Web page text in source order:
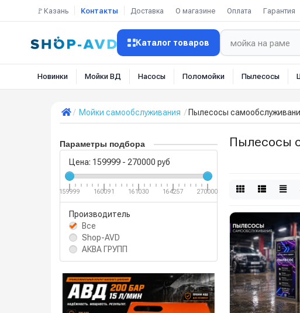
🚩Казань Контакты Доставка О магазине Оплата Гарантия
Каталог товаров
Новинки Мойки ВД Насосы Поломойки Пылесосы
Мойки самообслуживания Пылесосы
Параметры подбора
Цена: 159999 - 270000 руб
159999 160091 161030 164257 270000
Производитель
Все
Shop-AVD
АКВА ГРУПП
Пылесосы